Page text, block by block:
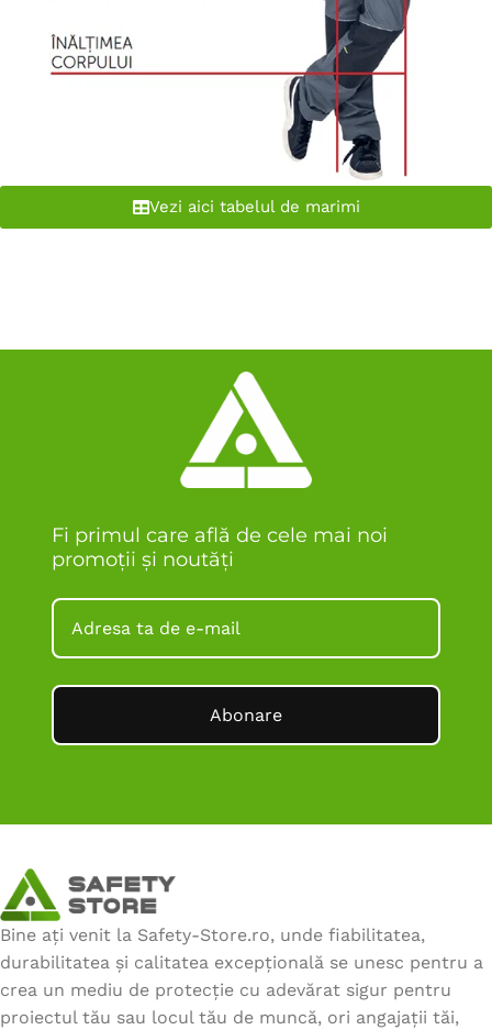
Vezi aici tabelul de marimi
Fi primul care află de cele mai noi
promoții și noutăți
Abonare
Bine ați venit la Safety-Store.ro, unde fiabilitatea,
durabilitatea și calitatea excepțională se unesc pentru a
crea un mediu de protecție cu adevărat sigur pentru
proiectul tău sau locul tău de muncă, ori angajații tăi,